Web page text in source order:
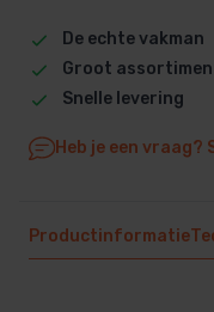
De echte vakman
Groot
Snelle levering
Heb je een vraag?
Productinformatie